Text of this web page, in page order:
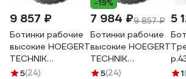
9 857 ₽
Ботинки рабочие
высокие HOEGERT
TECHNIK
GREVENS3L SR
5(24)
-19%
7 984 ₽9 857 ₽
Ботинки рабочие
высокие HOEGERT
TECHNIK
GREVENS3L SR
5(24)
5
1